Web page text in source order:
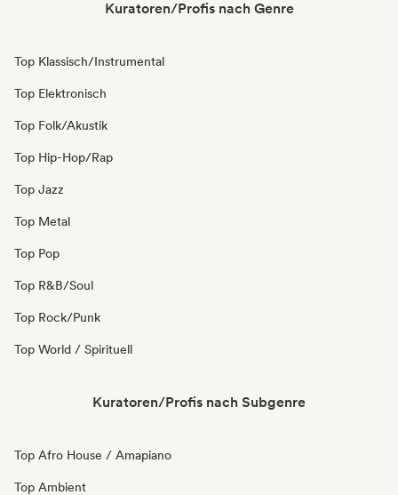
Kuratoren/Profis nach Genre
Top Klassisch/Instrumental
Top Elektronisch
Top Folk/Akustik
Top Hip-Hop/Rap
Top Jazz
Top Metal
Top Pop
Top R&B/Soul
Top Rock/Punk
Top World / Spirituell
Kuratoren/Profis nach Subgenre
Top Afro House / Amapiano
Top Ambient